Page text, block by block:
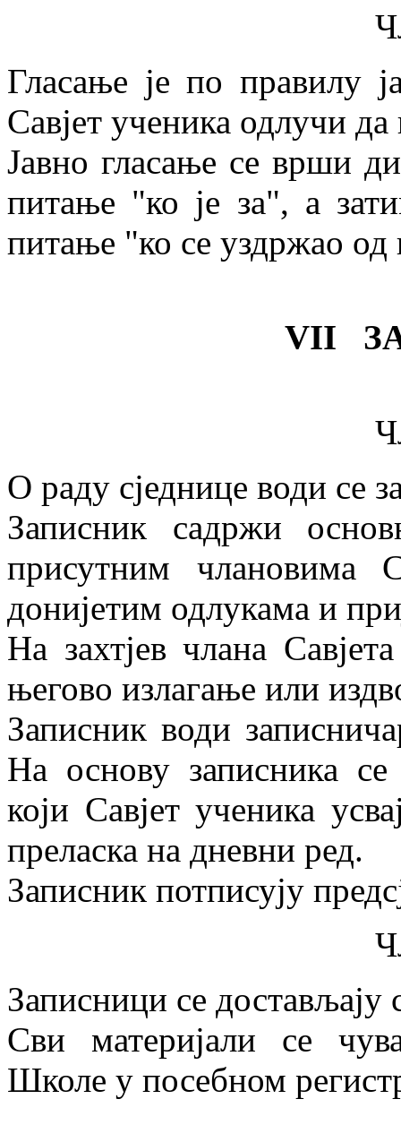
Гласање је по правилу
Савјет ученика одлучи да
Јавно гласање се врши
питање "ко је за", а
питање "ко се уздржао од
VII
О раду сједнице води се
Записник садржи
присутним члановима
донијетим одлукама и
На захтјев члана
његово излагање или
Записник води
На основу записника
који Савјет ученика
преласка на дневни ред.
Записник потписују
Записници се достављају
Сви материјали се
Школе у посебном